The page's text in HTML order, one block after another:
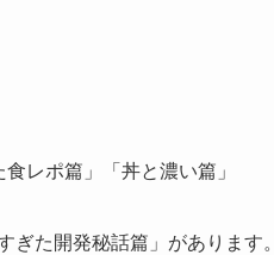
レポ篇」「丼と濃い篇」
ぎた開発秘話篇」があります。